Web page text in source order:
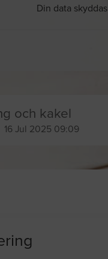
Din data skyddas
och kakel
16 Jul 2025 09:09